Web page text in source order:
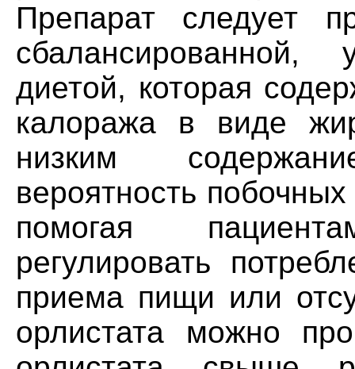
Препарат следует
сбалансированной,
диетой, которая
калоража в виде
низким
вероятность
помогая
регулировать
приема пищи или
орлистата можно